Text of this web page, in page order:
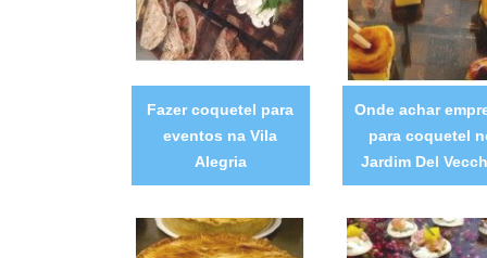
Fazer coquetel para
eventos na Vila
Alegria
Onde achar
para coquetel
Jardim Del